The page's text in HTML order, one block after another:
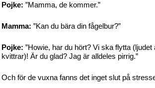
Pojke: ”Mamma, de kommer.”
Mamma: ”Kan du bära din fågelbur?”
Pojke: ”Howie, har du hört? Vi ska flytta (ljudet
kvittrar)! Är du glad? Jag är alldeles pirrig.”
Och för de vuxna fanns det inget slut på